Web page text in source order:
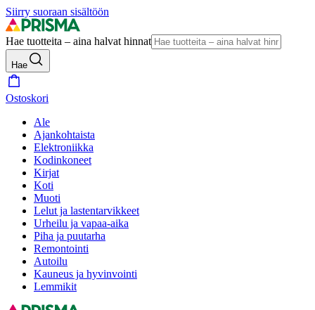
Siirry suoraan sisältöön
Hae tuotteita – aina halvat hinnat
Hae
Ostoskori
Ale
Ajankohtaista
Elektroniikka
Kodinkoneet
Kirjat
Koti
Muoti
Lelut ja lastentarvikkeet
Urheilu ja vapaa-aika
Piha ja puutarha
Remontointi
Autoilu
Kauneus ja hyvinvointi
Lemmikit